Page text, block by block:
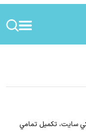
سايت، تكميل تمامي